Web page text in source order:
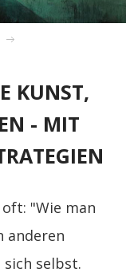
KUNST,
- MIT
"Wie man
anderen
selbst.